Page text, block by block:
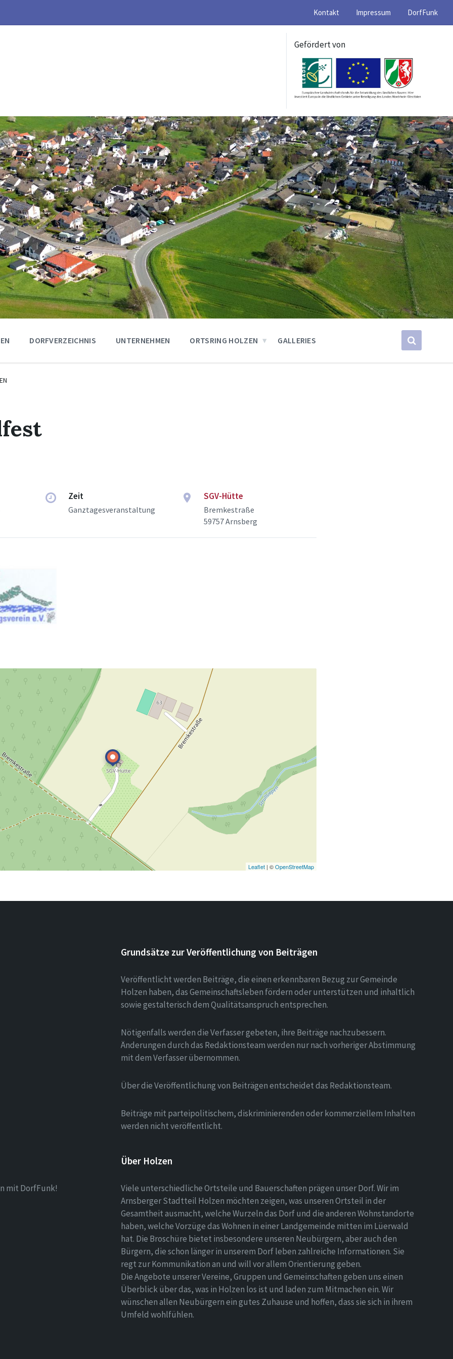
Kontakt Impressum DorfFunk
Gefördert von
DORFVERZEICHNIS UNTERNEHMEN ORTSRING HOLZEN GALLERIES
Zeit
Ganztagesveranstaltung
SGV-Hütte
Bremkestraße
59757 Arnsberg
Leaflet| ©OpenStreetMap
Grundsätze zur Veröffentlichung von Beiträgen
Veröffentlicht werden Beiträge, die einen erkennbaren Bezug zur Gemeinde
Holzen haben, das Gemeinschaftsleben fördern oder unterstützen und inhaltlich
sowie gestalterisch dem Qualitätsanspruch entsprechen.
Nötigenfalls werden die Verfasser gebeten, ihre Beiträge nachzubessern.
Änderungen durch das Redaktionsteam werden nur nach vorheriger Abstimmung
mit dem Verfasser übernommen.
Über die Veröffentlichung von Beiträgen entscheidet das Redaktionsteam.
Beiträge mit parteipolitischem, diskriminierenden oder kommerziellem Inhalten
werden nicht veröffentlicht.
mit DorfFunk!
Über Holzen
Viele unterschiedliche Ortsteile und Bauerschaften prägen unser Dorf. Wir im
Arnsberger Stadtteil Holzen möchten zeigen, was unseren Ortsteil in der
Gesamtheit ausmacht, welche Wurzeln das Dorf und die anderen Wohnstandorte
haben, welche Vorzüge das Wohnen in einer Landgemeinde mitten im Lüerwald
hat. Die Broschüre bietet insbesondere unseren Neubürgern, aber auch den
Bürgern, die schon länger in unserem Dorf leben zahlreiche Informationen. Sie
regt zur Kommunikation an und will vor allem Orientierung geben.
Die Angebote unserer Vereine, Gruppen und Gemeinschaften geben uns einen
Überblick über das, was in Holzen los ist und laden zum Mitmachen ein. Wir
wünschen allen Neubürgern ein gutes Zuhause und hoffen, dass sie sich in ihrem
Umfeld wohlfühlen.